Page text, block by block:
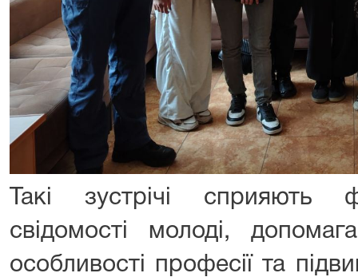
Такі зустрічі сприяють
свідомості молоді,
особливості професії та